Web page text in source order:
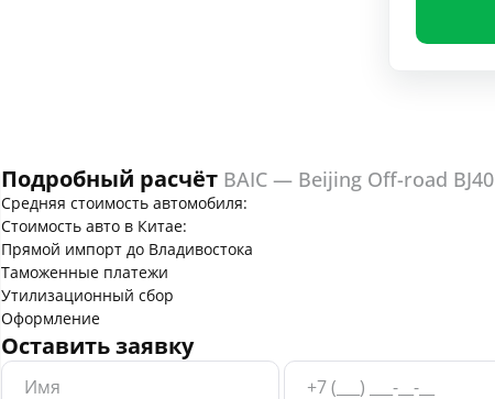
Подробный расчёт BAIC — Beijing Off-road BJ40
Средняя стоимость автомобиля:
Стоимость авто в Китае:
Прямой импорт до Владивостока
Таможенные платежи
Утилизационный сбор
Оформление
Оставить заявку